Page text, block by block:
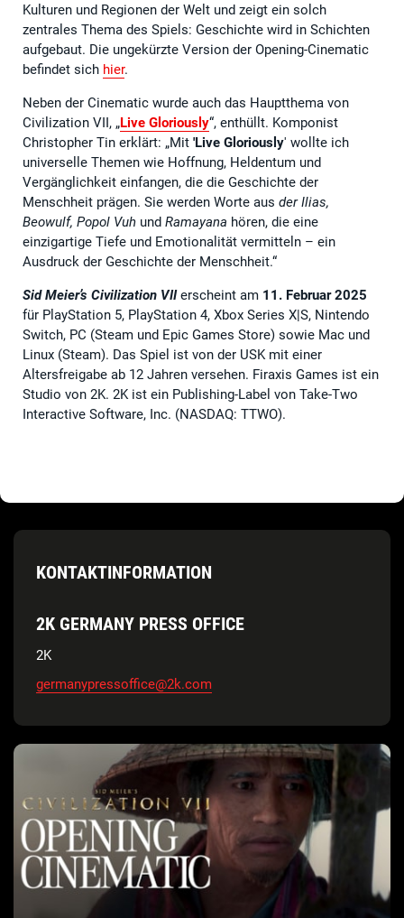
Kulturen und Regionen der Welt und zeigt ein solch
zentrales Thema des Spiels: Geschichte wird in Schichten
aufgebaut. Die ungekürzte Version der Opening-Cinematic
befindet sich hier.
Neben der Cinematic wurde auch das Hauptthema von
Civilization VII, „Live Gloriously“, enthüllt. Komponist
Christopher Tin erklärt: „Mit 'Live Gloriously' wollte ich
universelle Themen wie Hoffnung, Heldentum und
Vergänglichkeit einfangen, die die Geschichte der
Menschheit prägen. Sie werden Worte aus der Ilias,
Beowulf, Popol Vuh und Ramayana hören, die eine
einzigartige Tiefe und Emotionalität vermitteln – ein
Ausdruck der Geschichte der Menschheit.“
Sid Meier’s Civilization VIIerscheint am 11. Februar 2025
für PlayStation 5, PlayStation 4, Xbox Series X|S, Nintendo
Switch, PC (Steam und Epic Games Store) sowie Mac und
Linux (Steam). Das Spiel ist von der USK mit einer
Altersfreigabe ab 12 Jahren versehen. Firaxis Games ist ein
Studio von 2K. 2K ist ein Publishing-Label von Take-Two
Interactive Software, Inc. (NASDAQ: TTWO).
KONTAKTINFORMATION
2K GERMANY PRESS OFFICE
2K
germanypressoffice@2k.com